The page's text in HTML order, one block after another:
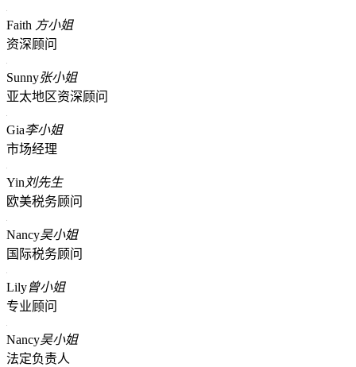
Faith 方小姐
资深顾问
Sunny张小姐
亚太地区资深顾问
Gia李小姐
市场经理
Yin 刘先生
欧美税务顾问
Nancy吴小姐
国际税务顾问
Lily曾小姐
专业顾问
Nancy吴小姐
法定负责人